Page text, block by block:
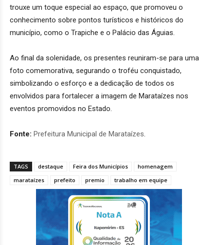
trouxe um toque especial ao espaço, que promoveu o
conhecimento sobre pontos turísticos e históricos do
município, como o Trapiche e o Palácio das Águias.
Ao final da solenidade, os presentes reuniram-se para uma
foto comemorativa, segurando o troféu conquistado,
simbolizando o esforço e a dedicação de todos os
envolvidos para fortalecer a imagem de Marataízes nos
eventos promovidos no Estado.
Fonte: Prefeitura Municipal de Marataízes.
TAGS destaque Feira dos Municípios
homenagem
marataízes
prefeito premio trabalho em equipe